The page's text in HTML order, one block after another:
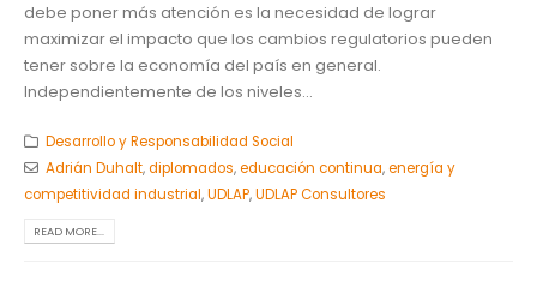
debe poner más atención es la necesidad de lograr
maximizar el impacto que los cambios regulatorios pueden
tener sobre la economía del país en general.
Independientemente de los niveles...
Desarrollo y Responsabilidad Social
Adrián Duhalt,diplomados,educación continua,energía y
competitividad industrial,UDLAP,UDLAP Consultores
READ MORE...